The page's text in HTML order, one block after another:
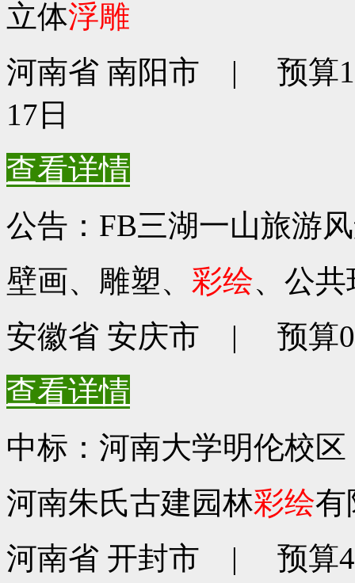
立体浮雕
河南省 南阳市 | 预算
17日
查看详情
公告：FB三湖一山旅游
壁画、雕塑、 彩绘、公
安徽省 安庆市 | 预算
查看详情
中标：河南大学明伦校
河南朱氏古建园林彩绘有
河南省 开封市 | 预算